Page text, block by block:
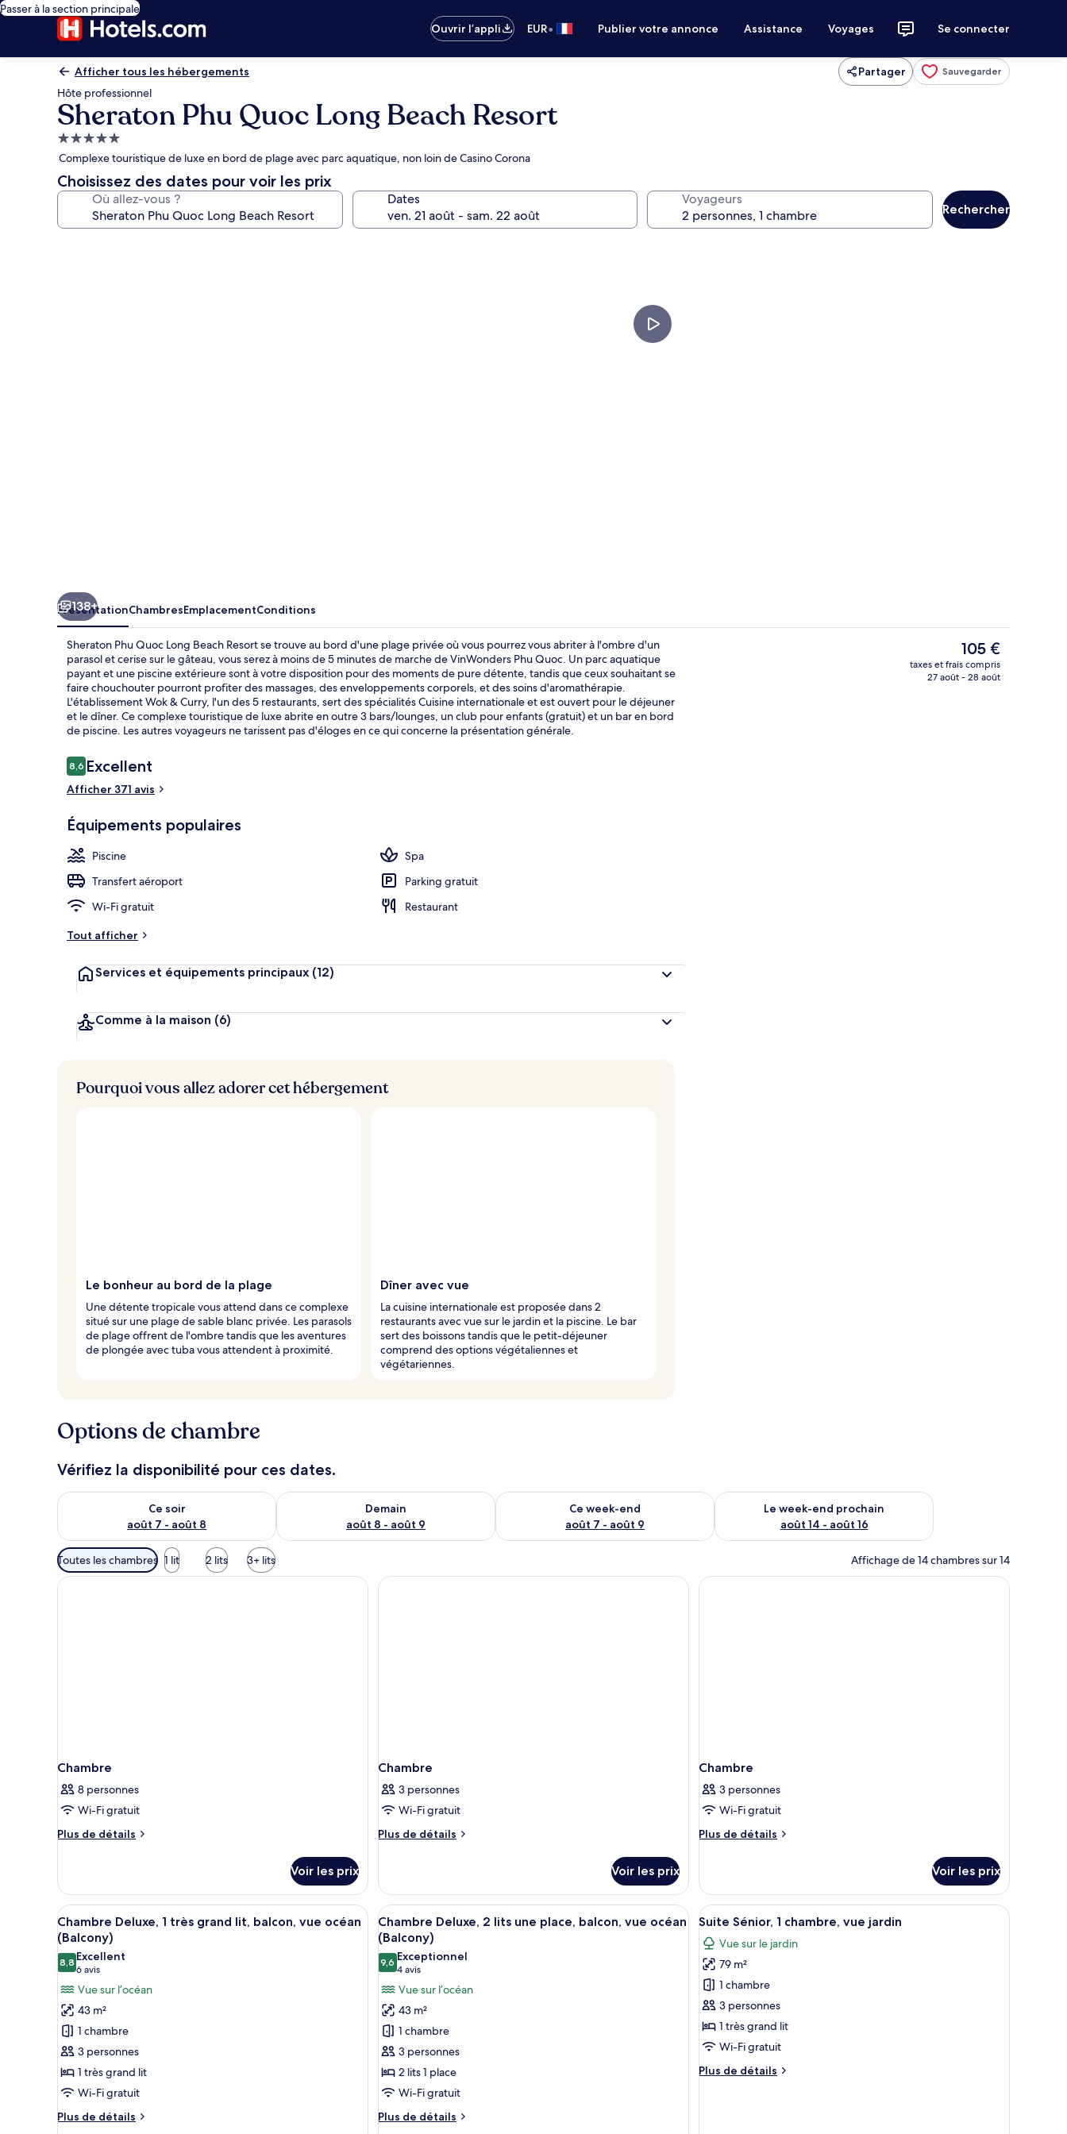
Passer à la section principale
Ouvrir l’appli
EUR• Publier votre annonce Assistance Voyages Se connecter
Afficher tous les hébergements Partager Sauvegarder
Hôte professionnel
Sheraton Phu Quoc Long Beach Resort
Hébergement
5.0 étoiles
Complexe touristique de luxe en bord de plage avec parc aquatique, non loin de Casino Corona
Choisissez des dates pour voir les prix
Où allez-vous ? Dates Voyageurs
Rechercher
138+
PrésentationChambresEmplacementConditions
Sheraton Phu Quoc Long Beach Resort se trouve au bord d'une plage privée où vous pourrez vous abriter à l'ombre d'un
parasol et cerise sur le gâteau, vous serez à moins de 5 minutes de marche de VinWonders Phu Quoc. Un parc aquatique
payant et une piscine extérieure sont à votre disposition pour des moments de pure détente, tandis que ceux souhaitant se
faire chouchouter pourront profiter des massages, des enveloppements corporels, et des soins d'aromathérapie.
L'établissement Wok & Curry, l'un des 5 restaurants, sert des spécialités Cuisine internationale et est ouvert pour le déjeuner
et le dîner. Ce complexe touristique de luxe abrite en outre 3 bars/lounges, un club pour enfants (gratuit) et un bar en bord
de piscine. Les autres voyageurs ne tarissent pas d'éloges en ce qui concerne la présentation générale.
Avis
voyageurs
8,68,6 sur 10
Excellent
Afficher 371 avis
Équipements populaires
Piscine
Spa
Transfert aéroport
Parking gratuit
Wi-Fi gratuit
Restaurant
Tout afficher
Services et équipements principaux (12)
Comme à la maison (6)
Le
prix
actuel
105 €
taxes et frais compris
27 août - 28 août
Pourquoi vous allez adorer cet hébergement
Le bonheur au bord de la plage
Une détente tropicale vous attend dans ce complexe
situé sur une plage de sable blanc privée. Les parasols
de plage offrent de l'ombre tandis que les aventures
de plongée avec tuba vous attendent à proximité.
Dîner avec vue
La cuisine internationale est proposée dans 2
restaurants avec vue sur le jardin et la piscine. Le bar
sert des boissons tandis que le petit-déjeuner
comprend des options végétaliennes et
végétariennes.
Options de chambre
Vérifiez la disponibilité pour ces dates.
Ce soir
août 7 - août 8
Vérifier la disponibilité pour ce soir août 7 - août 8
Demain
août 8 - août 9
Vérifier la disponibilité pour demain août 8 - août 9
Ce week-end
août 7 - août 9
Vérifier la disponibilité pour ce week-end août 7 - août 9
Le week-end prochain
août 14 - août 16
Vérifier la disponibilité pour le week-end prochain août 14 -
Filtres
disponibles
pour
Toutes les chambres 1 lit 2 lits 3+ lits Affichage de 14 chambres sur 14
Chambre
8 personnes
Wi-Fi gratuit
Plus de détails
Plus
le
type
de
chambre
Chambre
Voir les prix
Chambre
3 personnes
Wi-Fi gratuit
Plus de détails
Plus
le
type
de
chambre
Chambre
Voir les prix
Chambre
3 personnes
Wi-Fi gratuit
Plus de détails
Plus
le
type
de
chambre
Chambre
Voir les prix
Afficher
toutes
les
photos
pour
ce
type
de
chambre :
Chambre
Deluxe,
1
Une chambre d’hôtel avec un grand lit, un ventilateur de plafond, une vue sur l’océan, un coin salon avec une chaise et une table, ainsi qu’une commode.
5
Chambre Deluxe, 1 très grand lit, balcon, vue océan
(Balcony)
8,88,8 sur 10
Excellent
6 avis
(6 avis)
Vue sur l’océan
43 m²
1 chambre
3 personnes
1 très grand lit
Wi-Fi gratuit
Plus de détails
Plus
Afficher
toutes
les
photos
pour
ce
type
de
chambre :
Chambre
Deluxe,
2
Une chambre d’hôtel avec deux lits, un balcon donnant sur la mer et un coin salon avec une table et des chaises.
6
Chambre Deluxe, 2 lits une place, balcon, vue océan
(Balcony)
9,69,6 sur 10
Exceptionnel
4 avis
(4 avis)
Vue sur l’océan
43 m²
1 chambre
3 personnes
2 lits 1 place
Wi-Fi gratuit
Plus de détails
Plus
Afficher
toutes
les
photos
pour
ce
type
de
chambre :
Suite
Un balcon agrémenté de meubles en osier,
6
Suite Sénior, 1 chambre, vue jardin
Vue sur le jardin
79 m²
1 chambre
3 personnes
1 très grand lit
Wi-Fi gratuit
Plus de détails
Plus